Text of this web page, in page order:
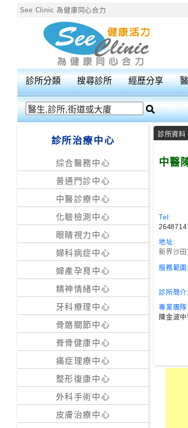
See Clinic 為健康同心合力
所
類
搜
按
搜
小
診
室
公
診所分類 搜尋診所 經歷分享
診所治療中心
綜合醫務中心
普通門診中心
中醫診療中心
化驗檢測中心
眼睛視力中心
婦科病症中心
婦產孕育中心
精神情緒中心
牙科療理中心
骨骼關節中心
脊骨健康中心
痛症理療中心
整形復康中心
外科手術中心
皮膚治療中心
診所資料
中醫
Tel:
地址:
新界沙
服務範圍:
診所簡介:
專業團隊:
陳金波中